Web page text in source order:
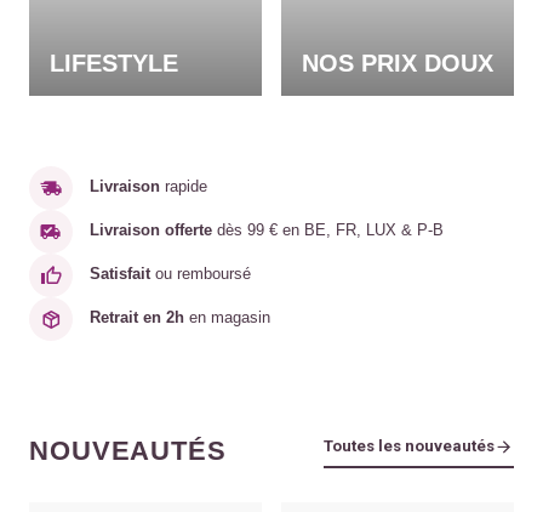
LIFESTYLE NOS PRIX DOUX
Livraison rapide
Livraison offerte dès 99 € en BE, FR, LUX & P-B
Satisfaitou remboursé
Retrait en 2h en magasin
NOUVEAUTÉS Toutes les nouveautés